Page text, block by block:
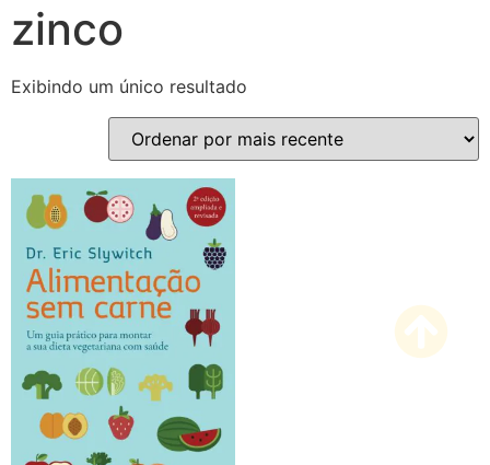
zinco
Exibindo um único resultado